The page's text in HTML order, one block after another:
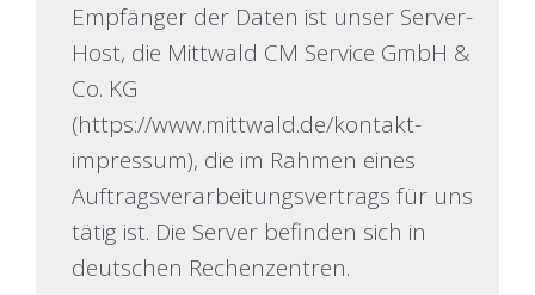
Empfänger der Daten ist unser Server-
Host, die Mittwald CM Service GmbH &
Co. KG
(https://www.mittwald.de/kontakt-
impressum), die im Rahmen eines
Auftragsverarbeitungsvertrags für uns
tätig ist. Die Server befinden sich in
deutschen Rechenzentren.